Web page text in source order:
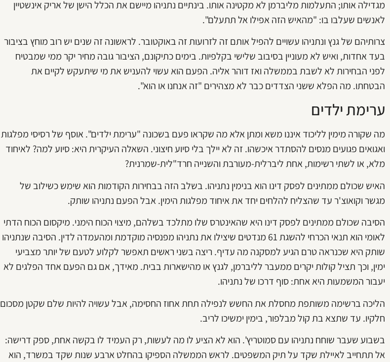
מגדילה אותו; התעלמות מליברמן לא מקטינה אותו. בינתיים נתניהו מיישם את הכלל הישן של אריק אינשטיין
לאנשים שעלבו בו: "מהאיש הזה אפילו אל תתעלם".
צרותיהם של גנץ ונתניהו עשויים להפיל אותם זה לזרועות זה באוקטובר. לראשונה זה שנים יש רוב מוחץ בציבור
בעד אחדות, ואיש לא מעוניין בסיבוב שלישי בקלפיות. בימים כתיקונם, הציבור גובה מחיר יקר ממי שמבטיח
לפני הבחירות לא לשבת בממשלה ואז דוהר אליה. הפעם הוא עשוי להעניש את מי שיתעקש לקיים את
הבטחתו. מה הפלא ששני הצדדים כבר לא מצהירים "זה אנחנו או הוא".
ערימת ילדים
מה שקורה מימין לליכוד איננו משא ומתן אלא מה שקראו פעם בשכונה "ערימת ילדים". אוסף של רסיסי מפלגות
ואגואים פגועים מנסים להסתדר איכשהו. זה לא יילך בלי סיוע חיצוני. השאלה העיקרית היא: סיוע למה? לאיחוד
מלא, או לשתי רשימות, אחת ליברלית-מעורבת והשנייה חרד"לית-שמרנית?
האיש שכולם ממתינים לפסק דינו הוא בנימין נתניהו. בשלב הזה בבחירות הקודמות הוא שימש כשילוב של
מגשר וקואוצ'ר עד שהצליח להלחים יחד את איחוד מפלגות הימין. אבל הפעם נתניהו שותק.
הסיבה שכולם ממתינים לפסק דינו היא שהאינטרס שלו מתלכד בשלהם, מיצוי הכוח הימני. מיקסום הכוח הדתי
לאומי הוא תנאי הכרחי להשגת 61 מנדטים שיצילו את נתניהו מפנסיה מוקדמת ומהעמדה לדין. הסיבה שנתניהו
שותק היא שכנראה טרם הגיע למסקנה מה עדיף. ריצה בשני ראשים תאפשר לקלוע לטעם של יותר מצביעי
ימין, וכך תציל קולות יקרים ממעבר לליברמן, לגנץ או מהישארות בבית. מאידך, אם גם הפעם אחד הפלגים לא
יעבור המשמעות היא אחת: סוף דרכו של נתניהו.
הליכה ברשימה משותפת מחסלת את החשש לנפילה תחת אחוז החסימה, אבל עשויה להיות שלם שקטן מסכום
חלקיו. עד שתצא בת קול מבלפור, בימין ימשיכו לריב.
בשבוע שעבר שוחח נתניהו עם סמוטריץ'. הוא לא הציע לו מה לעשות, רק העמיד לו בקשה אחת, ספק דרישה:
אל תתחייב לאיילת שקד על תיק המשפטים. לראש הממשלה הספיקו בהחלט ארבע שנות שקד במשרד, הוא